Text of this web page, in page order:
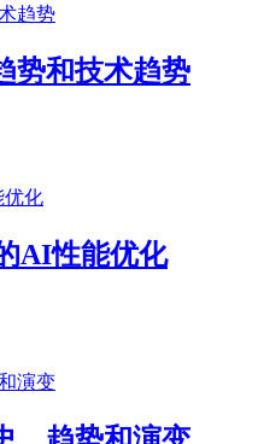
势和技术趋势
AI性能优化